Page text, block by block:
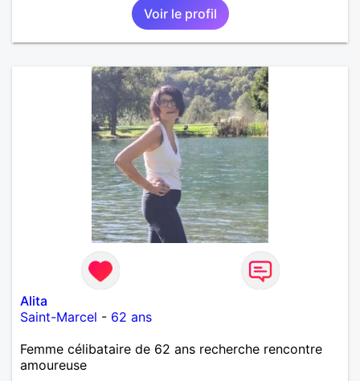
Voir le profil
Alita
Saint-Marcel - 62 ans
Femme célibataire de 62 ans recherche rencontre
amoureuse